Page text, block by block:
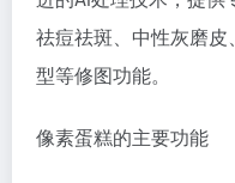
祛痘祛斑、中性灰磨
型等修图功能。
像素蛋糕的主要功能